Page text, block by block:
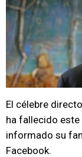
El célebre
ha fallecido
informado su
Facebook.